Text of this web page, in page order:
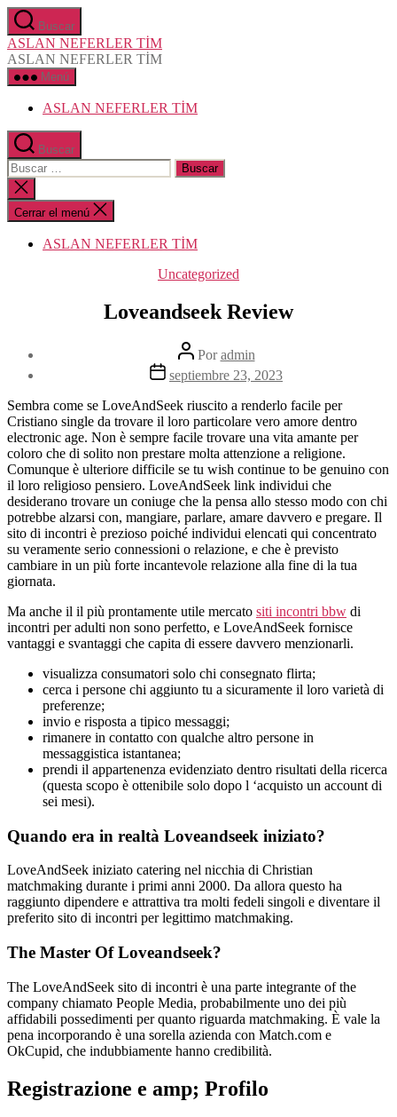
Saltar
al
contenido
Buscar
ASLAN NEFERLER TİM
ASLAN NEFERLER TİM
Menú
ASLAN NEFERLER TİM
Buscar
Buscar:
Cerrar
la
búsqueda
Cerrar el menú
ASLAN NEFERLER TİM
Categorías
Uncategorized
Loveandseek Review
Autor
de
la
Poradmin
Fecha
la
entrada
septiembre 23, 2023
Sembra come se LoveAndSeek riuscito a renderlo facile per
Cristiano single da trovare il loro particolare vero amore dentro
electronic age. Non è sempre facile trovare una vita amante per
coloro che di solito non prestare molta attenzione a religione.
Comunque è ulteriore difficile se tu wish continue to be genuino con
il loro religioso pensiero. LoveAndSeek link individui che
desiderano trovare un coniuge che la pensa allo stesso modo con chi
potrebbe alzarsi con, mangiare, parlare, amare davvero e pregare. Il
sito di incontri è prezioso poiché individui elencati qui concentrato
su veramente serio connessioni o relazione, e che è previsto
cambiare in un più forte incantevole relazione alla fine di la tua
giornata.
Ma anche il il più prontamente utile mercato siti incontri bbw di
incontri per adulti non sono perfetto, e LoveAndSeek fornisce
vantaggi e svantaggi che capita di essere davvero menzionarli.
visualizza consumatori solo chi consegnato flirta;
cerca i persone chi aggiunto tu a sicuramente il loro varietà di
preferenze;
invio e risposta a tipico messaggi;
rimanere in contatto con qualche altro persone in
messaggistica istantanea;
prendi il appartenenza evidenziato dentro risultati della ricerca
(questa scopo è ottenibile solo dopo l ‘acquisto un account di
sei mesi).
Quando era in realtà Loveandseek iniziato?
LoveAndSeek iniziato catering nel nicchia di Christian
matchmaking durante i primi anni 2000. Da allora questo ha
raggiunto dipendere e attrattiva tra molti fedeli singoli e diventare il
preferito sito di incontri per legittimo matchmaking.
The Master Of Loveandseek?
The LoveAndSeek sito di incontri è una parte integrante of the
company chiamato People Media, probabilmente uno dei più
affidabili possedimenti per quanto riguarda matchmaking. È vale la
pena incorporando è una sorella azienda con Match.com e
OkCupid, che indubbiamente hanno credibilità.
Registrazione e amp; Profilo